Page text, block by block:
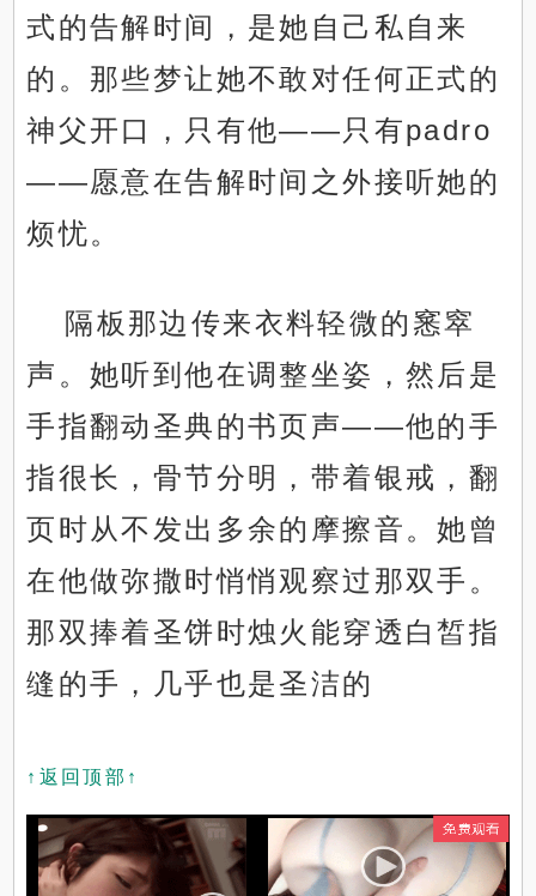
式的告解时间，是她自己私自来
的。那些梦让她不敢对任何正式的
神父开口，只有他——只有padro
——愿意在告解时间之外接听她的
烦忧。
隔板那边传来衣料轻微的窸窣
声。她听到他在调整坐姿，然后是
手指翻动圣典的书页声——他的手
指很长，骨节分明，带着银戒，翻
页时从不发出多余的摩擦音。她曾
在他做弥撒时悄悄观察过那双手。
那双捧着圣饼时烛火能穿透白皙指
缝的手，几乎也是圣洁的
↑返回顶部↑